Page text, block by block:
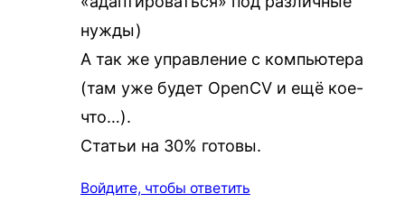
нужды)
А так же управление с компьютера
(там уже будет OpenCV и ещё кое-
что…).
Статьи на 30% готовы.
Войдите, чтобы ответить